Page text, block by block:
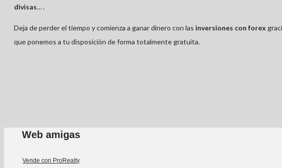
divisas… .
Deja de perder el tiempo y comienza a ganar dinero con las inversiones con forex
que ponemos a tu disposición de forma totalmente gratuita.
Web amigas
Vende con ProRealty